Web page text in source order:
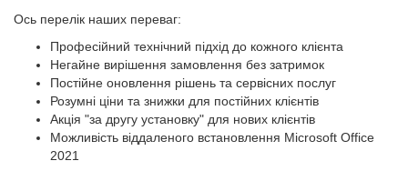
Ось перелік наших переваг:
Професійний технічний підхід до кожного клієнта
Негайне вирішення замовлення без затримок
Постійне оновлення рішень та сервісних послуг
Розумні ціни та знижки для постійних клієнтів
Акція "за другу установку" для нових клієнтів
Можливість віддаленого встановлення Microsoft Office
2021